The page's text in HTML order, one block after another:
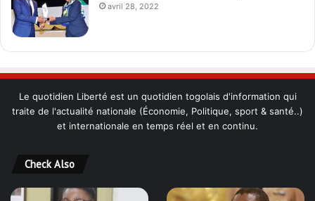
avril 28, 2022
Le quotidien Liberté est un quotidien togolais d'information qui
traite de l'actualité nationale (Économie, Politique, sport & santé..)
et internationale en temps réel et en continu.
Check Also